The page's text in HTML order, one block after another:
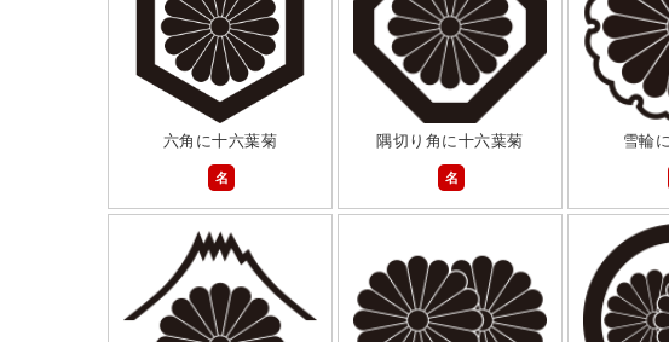
六角に十六葉菊
名
隅切り角に十六葉菊
名
雪輪